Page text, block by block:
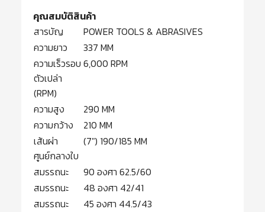
คุณสมบัติสินค้า
สารบัญ
POWER TOOLS & ABRASIVES
ความยาว
337 MM
ความเร็วรอบ
ตัวเปล่า
(RPM)
6,000 RPM
ความสูง
290 MM
ความกว้าง
210 MM
เส้นผ่า
ศูนย์กลางใบ
(7″) 190/185 MM
สมรรถนะ
90 องศา 62.5/60
สมรรถนะ
48 องศา 42/41
สมรรถนะ
45 องศา 44.5/43